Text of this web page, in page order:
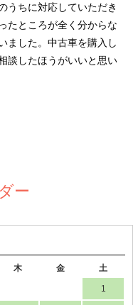
うちに対応していただき
たところが全く分からな
ました。中古車を購入し
談したほうがいいと思い
ー
木 金 土
1